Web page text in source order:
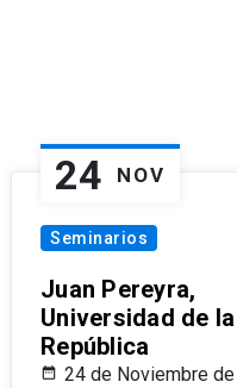
24 NOV
Seminarios
Juan Pereyra,
Universidad de la
República
24 de Noviembre